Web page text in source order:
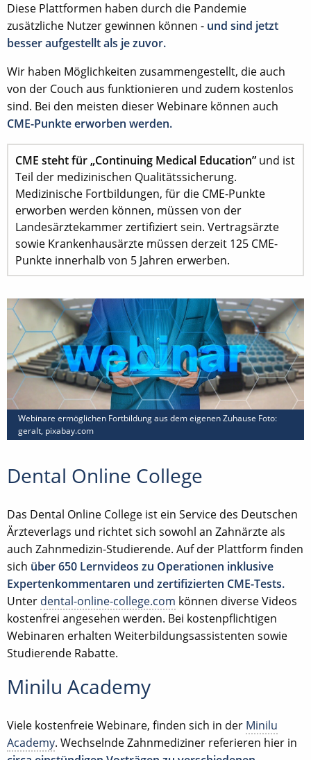
Diese Plattformen haben durch die Pandemie
zusätzliche Nutzer gewinnen können - und sind jetzt
besser aufgestellt als je zuvor.
Wir haben Möglichkeiten zusammengestellt, die auch
von der Couch aus funktionieren und zudem kostenlos
sind. Bei den meisten dieser Webinare können auch
CME-Punkte erworben werden.
CME steht für „Continuing Medical Education”und ist
Teil der medizinischen Qualitätssicherung.
Medizinische Fortbildungen, für die CME-Punkte
erworben werden können, müssen von der
Landesärztekammer zertifiziert sein. Vertragsärzte
sowie Krankenhausärzte müssen derzeit 125 CME-
Punkte innerhalb von 5 Jahren erwerben.
Webinare ermöglichen Fortbildung aus dem eigenen Zuhause Foto:
geralt, pixabay.com
Dental Online College
Das Dental Online College ist ein Service des Deutschen
Ärzteverlags und richtet sich sowohl an Zahnärzte als
auch Zahnmedizin-Studierende. Auf der Plattform finden
sich über 650 Lernvideos zu Operationen inklusive
Expertenkommentaren und zertifizierten CME-Tests.
Unter dental-online-college.com können diverse Videos
kostenfrei angesehen werden. Bei kostenpflichtigen
Webinaren erhalten Weiterbildungsassistenten sowie
Studierende Rabatte.
Minilu Academy
Viele kostenfreie Webinare, finden sich in der Minilu
Academy. Wechselnde Zahnmediziner referieren hier in